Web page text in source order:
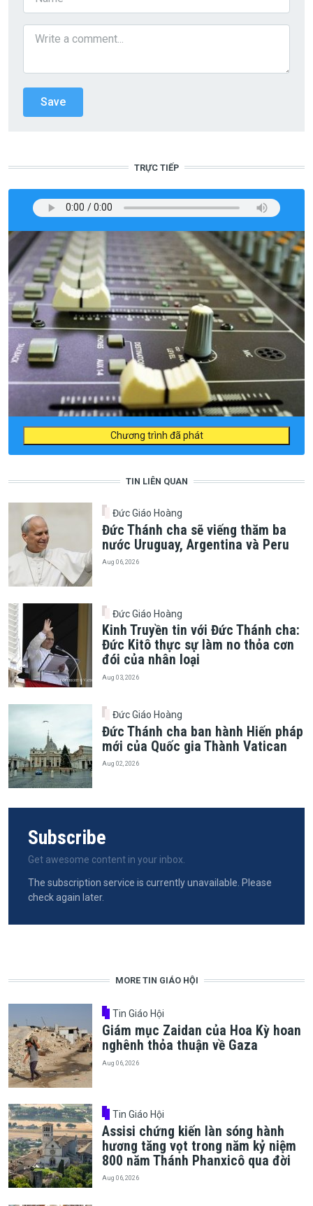
TRỰC TIẾP
Chương trình đã phát
TIN LIÊN QUAN
Đức Giáo Hoàng
Đức Thánh cha sẽ viếng thăm ba
nước Uruguay, Argentina và Peru
Aug 06, 2026
Đức Giáo Hoàng
Kinh Truyền tin với Đức Thánh cha:
Đức Kitô thực sự làm no thỏa cơn
đói của nhân loại
Aug 03, 2026
Đức Giáo Hoàng
Đức Thánh cha ban hành Hiến pháp
mới của Quốc gia Thành Vatican
Aug 02, 2026
Subscribe
Get awesome content in your inbox.
The subscription service is currently unavailable. Please
check again later.
MORE TIN GIÁO HỘI
Tin Giáo Hội
Giám mục Zaidan của Hoa Kỳ hoan
nghênh thỏa thuận về Gaza
Aug 06, 2026
Tin Giáo Hội
Assisi chứng kiến làn sóng hành
hương tăng vọt trong năm kỷ niệm
800 năm Thánh Phanxicô qua đời
Aug 06, 2026